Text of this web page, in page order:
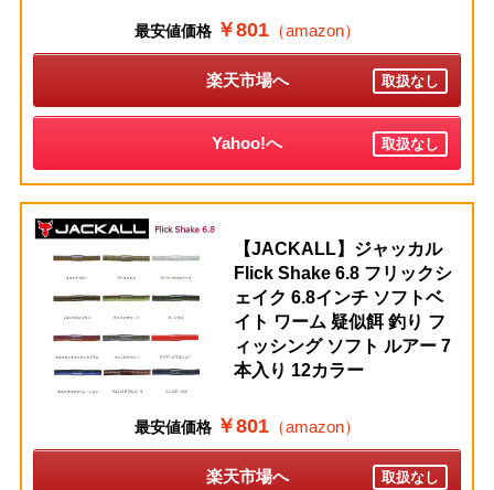
最安値価格 ￥801（amazon）
楽天市場へ 取扱なし
Yahoo!へ 取扱なし
【JACKALL】ジャッカル
Flick Shake 6.8 フリックシ
ェイク 6.8インチ ソフトベ
イト ワーム 疑似餌 釣り フ
ィッシング ソフト ルアー 7
本入り 12カラー
最安値価格 ￥801（amazon）
楽天市場へ 取扱なし